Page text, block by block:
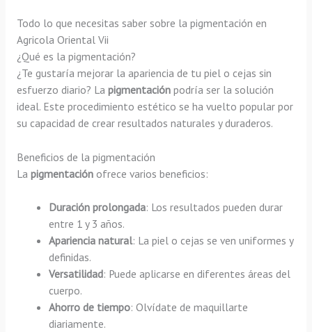
Todo lo que necesitas saber sobre la pigmentación en
Agricola Oriental Vii
¿Qué es la pigmentación?
¿Te gustaría mejorar la apariencia de tu piel o cejas sin
esfuerzo diario? La pigmentaciónpodría ser la solución
ideal. Este procedimiento estético se ha vuelto popular por
su capacidad de crear resultados naturales y duraderos.
Beneficios de la pigmentación
La pigmentaciónofrece varios beneficios:
Duración prolongada: Los resultados pueden durar
entre 1 y 3 años.
Apariencia natural: La piel o cejas se ven uniformes y
definidas.
Versatilidad: Puede aplicarse en diferentes áreas del
cuerpo.
Ahorro de tiempo: Olvídate de maquillarte
diariamente.